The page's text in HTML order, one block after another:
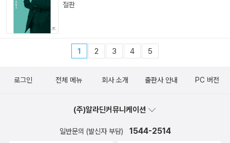
절판
1 2 3 4 5
로그인 전체 메뉴 회사 소개 출판사 안내 PC 버전
(주)알라딘커뮤니케이션
일반문의 (발신자 부담) 1544-2514